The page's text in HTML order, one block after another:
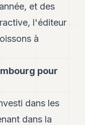
et des
l'éditeur
à
pour
dans les
dans la